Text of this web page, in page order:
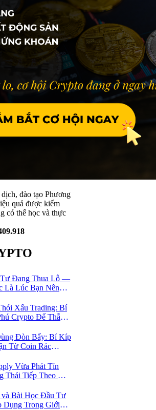
đào tạo Phương
quả được kiểm
có thể học và thực
Đang Thua Lỗ —
Là Lúc Bạn Nên
Xấu Trading: Bí
Crypto Để Thắng
Đòn Bẩy: Bí Kíp
Từ Coin Rác
Vừa Phát Tín
Tiếp Theo Của
Lỡ! 🚀
và Bài Học Đầu Tư
Dụng Trong Giới